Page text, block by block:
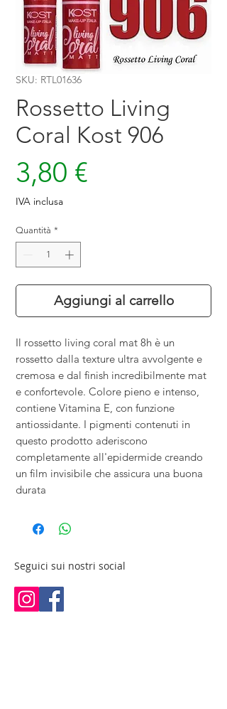
SKU: RTL01636
Rossetto Living
Coral Kost 906
3,80 €
IVA inclusa
Quantità *
Aggiungi al carrello
Il rossetto living coral mat 8h è un
rossetto dalla texture ultra avvolgente e
cremosa e dal finish incredibilmente mat
e confortevole. Colore pieno e intenso,
contiene Vitamina E, con funzione
antiossidante. I pigmenti contenuti in
questo prodotto aderiscono
completamente all'epidermide creando
un film invisibile che assicura una buona
durata
Seguici sui nostri social